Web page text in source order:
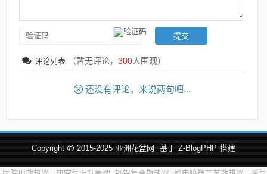
评论列表 （暂无评论，300人围观）
还没有评论，来说两句吧...
Copyright 2015-2025 亚洲花盆网 基于 Z-BlogPHP 搭建